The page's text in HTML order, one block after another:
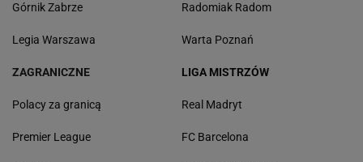
Górnik Zabrze
Legia Warszawa
Radomiak Radom
Warta Poznań
ZAGRANICZNE
Polacy za granicą
Premier League
LIGA MISTRZÓW
Real Madryt
FC Barcelona